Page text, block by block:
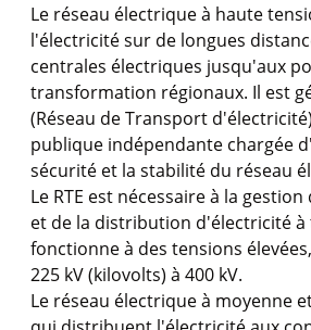
Le réseau électrique à haute
l'électricité sur de longues
centrales électriques jusqu'aux
transformation régionaux. Il est
(Réseau de Transport
publique indépendante chargée
sécurité et la stabilité du réseau
Le RTE est nécessaire à la
et de la distribution d'électricité à
fonctionne à des tensions
225 kV (kilovolts) à 400 kV.
Le réseau électrique à moyenne